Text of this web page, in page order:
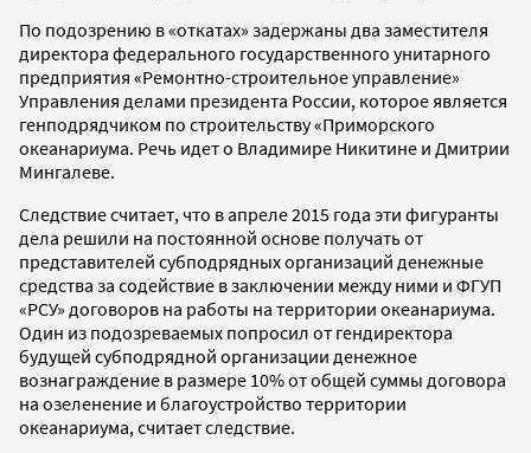
По подозрению в «откатах» задержаны два заместителя
директора федерального государственного унитарного
предприятия «Ремонтно-строительное управление»
Управления делами президента России, которое является
генподрядчиком по строительству «Приморского
океанариума. Речь идет о Владимире Никитине и Дмитрии
Мингалеве.
Следствие считает, что в апреле 2015 года эти фигуранты
дела решили на постоянной основе получать от
представителей субподрядных организаций денежные
средства за содействие в заключении между ними и ФГУП
«РСУ» договоров на работы на территории океанариума.
Один из подозреваемых попросил от гендиректора
будущей субподрядной организации денежное
вознаграждение в размере 10% от общей суммы договора
на озеленение и благоустройство территории
океанариума, считает следствие.